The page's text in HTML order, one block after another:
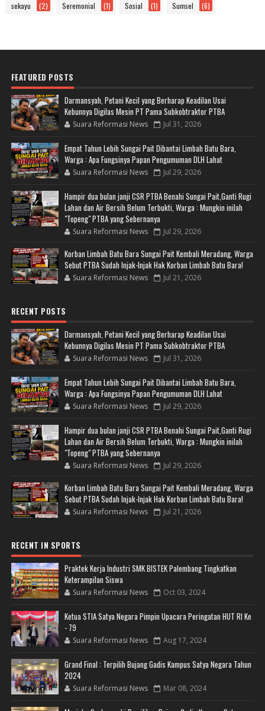
sekayu (2) Seremonial (1) Sosial (1) Sumsel (6)
FEATURED POSTS
Darmansyah, Petani Kecil yang Berharap Keadilan Usai
Kebunnya Digilas Mesin PT Pama Subkobtraktor PTBA
Suara Reformasi News Jul 31, 2026
Empat Tahun Lebih Sungai Pait Dibantai Limbah Batu Bara,
Warga : Apa Fungsinya Papan Pengumuman DLH Lahat
Suara Reformasi News Jul 29, 2026
Hampir dua bulan janji CSR PTBA Benahi Sungai Pait,Ganti Rugi
Lahan dan Air Bersih Belum Terbukti, Warga : Mungkin inilah
"Topeng" PTBA yang Sebernanya
Suara Reformasi News Jul 29, 2026
Korban Limbah Batu Bara Sungai Pait Kembali Meradang, Warga
Sebut PTBA Sudah Injak-Injak Hak Korban Limbah Batu Bara!
Suara Reformasi News Jul 21, 2026
RECENT POSTS
Darmansyah, Petani Kecil yang Berharap Keadilan Usai
Kebunnya Digilas Mesin PT Pama Subkobtraktor PTBA
Suara Reformasi News Jul 31, 2026
Empat Tahun Lebih Sungai Pait Dibantai Limbah Batu Bara,
Warga : Apa Fungsinya Papan Pengumuman DLH Lahat
Suara Reformasi News Jul 29, 2026
Hampir dua bulan janji CSR PTBA Benahi Sungai Pait,Ganti Rugi
Lahan dan Air Bersih Belum Terbukti, Warga : Mungkin inilah
"Topeng" PTBA yang Sebernanya
Suara Reformasi News Jul 29, 2026
Korban Limbah Batu Bara Sungai Pait Kembali Meradang, Warga
Sebut PTBA Sudah Injak-Injak Hak Korban Limbah Batu Bara!
Suara Reformasi News Jul 21, 2026
RECENT IN SPORTS
Praktek Kerja Industri SMK BISTEK Palembang Tingkatkan
Keterampilan Siswa
Suara Reformasi News Oct 03, 2024
Ketua STIA Satya Negara Pimpin Upacara Peringatan HUT RI Ke
- 79
Suara Reformasi News Aug 17, 2024
Grand Final : Terpilih Bujang Gadis Kampus Satya Negara Tahun
2024
Suara Reformasi News Mar 08, 2024